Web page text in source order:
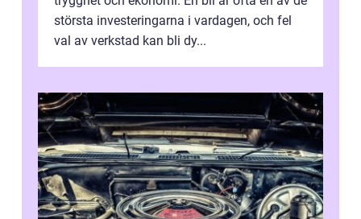
största investeringarna i vardagen, och fel
val av verkstad kan bli dy...